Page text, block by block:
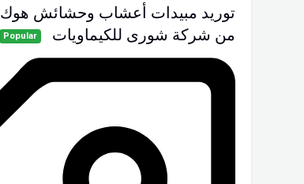
توريد مبيدات أعشاب وحشائش هوك
من شركة شورى للكيماويات
Popular